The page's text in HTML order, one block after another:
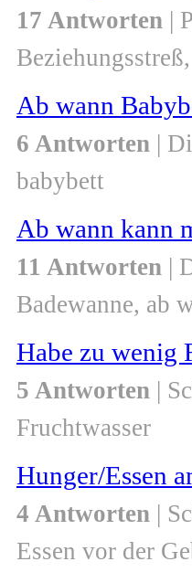
17 Antworten |
Ab wann
6 Antworten |
babybett
Ab wann kann
11 Antworten |
Badewanne, ab
Habe zu wenig
5 Antworten |
Fruchtwasser
Hunger/Essen
4 Antworten |
Essen vor der